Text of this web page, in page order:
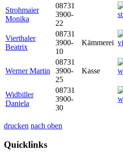
Strohmaier
Monika
08731
3900-
22
Vierthaler
Beatrix
08731
3900-
10
Kämmerei
Werner Martin
08731
3900-
25
Kasse
Widbiller
Daniela
08731
3900-
30
drucken nach oben
Quicklinks